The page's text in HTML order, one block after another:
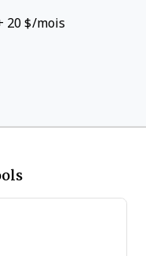
20 $/mois